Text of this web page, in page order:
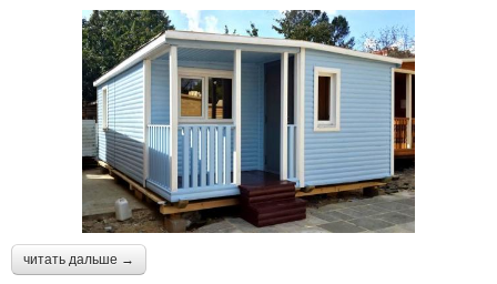
читать дальше →